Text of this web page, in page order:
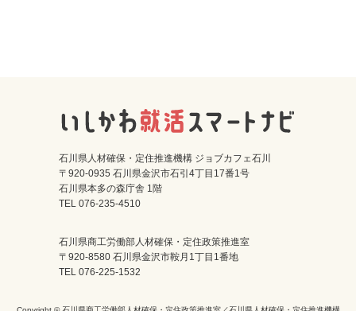
石川県人材確保・定住推進機構 ジョブカフェ石川
〒920-0935 石川県金沢市石引4丁目17番1号
石川県本多の森庁舎 1階
TEL 076-235-4510
石川県商工労働部人材確保・定住政策推進室
〒920-8580 石川県金沢市鞍月1丁目1番地
TEL 076-225-1532